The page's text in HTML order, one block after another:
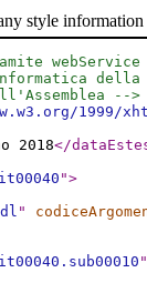
style
della
-->
1999/
2018</
">
"
"